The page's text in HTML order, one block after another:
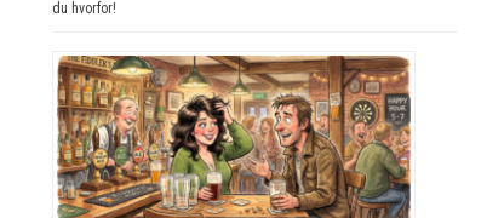
du hvorfor!